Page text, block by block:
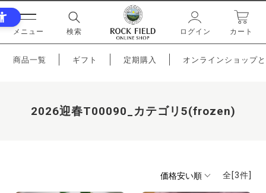
メニュー 検索 ログイン カート
商品一覧 ギフト 定期購入 オンラインショップ
2026迎春T00090_カテゴリ5(frozen)
全[3件]